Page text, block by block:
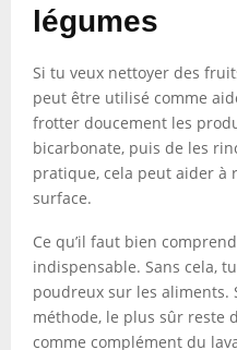
légumes
Si tu veux nettoyer des
peut être utilisé comme
frotter doucement les
bicarbonate, puis de les
pratique, cela peut aider à
surface.
Ce qu’il faut bien
indispensable. Sans cela,
poudreux sur les aliments.
méthode, le plus sûr reste
comme complément du